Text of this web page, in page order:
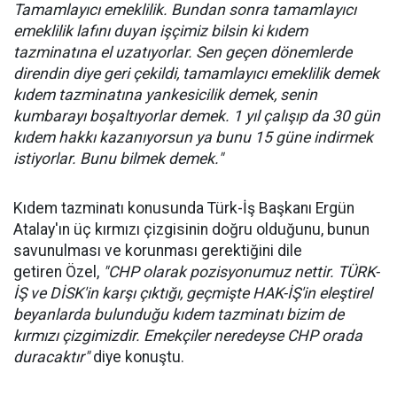
Tamamlayıcı emeklilik. Bundan sonra tamamlayıcı
emeklilik lafını duyan işçimiz bilsin ki kıdem
tazminatına el uzatıyorlar. Sen geçen dönemlerde
direndin diye geri çekildi, tamamlayıcı emeklilik demek
kıdem tazminatına yankesicilik demek, senin
kumbarayı boşaltıyorlar demek. 1 yıl çalışıp da 30 gün
kıdem hakkı kazanıyorsun ya bunu 15 güne indirmek
istiyorlar. Bunu bilmek demek."
Kıdem tazminatı konusunda Türk-İş Başkanı Ergün
Atalay'ın üç kırmızı çizgisinin doğru olduğunu, bunun
savunulması ve korunması gerektiğini dile
getiren Özel, "CHP olarak pozisyonumuz nettir. TÜRK-
İŞ ve DİSK'in karşı çıktığı, geçmişte HAK-İŞ'in eleştirel
beyanlarda bulunduğu kıdem tazminatı bizim de
kırmızı çizgimizdir. Emekçiler neredeyse CHP orada
duracaktır"diye konuştu.